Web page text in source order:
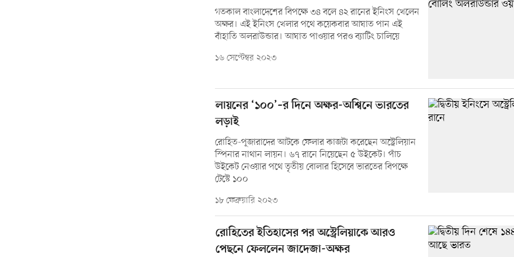
গতকাল বাংলাদেশের বিপক্ষে ৩৪ বলে ৪২ রানের ইনিংস খেলেন
অক্ষর। এই ইনিংস খেলার পথে কয়েকবার আঘাত পান এই
বাঁহাতি অলরাউন্ডার। আঘাত পাওয়ার পরও ব্যাটিং চালিয়ে
১৬ সেপ্টেম্বর ২০২৩
লায়নের ‘১০০’–র দিনে অক্ষর-অশ্বিনে ভারতের
লড়াই
রোহিত-পূজারাদের আটকে ফেলার কাজটা করেছেন অস্ট্রেলিয়ান
স্পিনার নাথান লায়ন। ৬৭ রানে নিয়েছেন ৫ উইকেট। পাঁচ
উইকেট নেওয়ার পথে তৃতীয় বোলার হিসেবে ভারতের বিপক্ষে
টেস্টে ১০০
১৮ ফেব্রুয়ারি ২০২৩
রোহিতের ইতিহাসের পর অস্ট্রেলিয়াকে আরও
পেছনে ফেললেন জাদেজা-অক্ষর